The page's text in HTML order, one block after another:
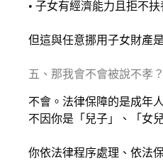
• 子女有經濟能力且拒不扶
但這與任意挪用子女財產
五、那我會不會被說不孝
不會。法律保障的是成年
不因你是「兒子」、「女
你依法律程序處理、依法